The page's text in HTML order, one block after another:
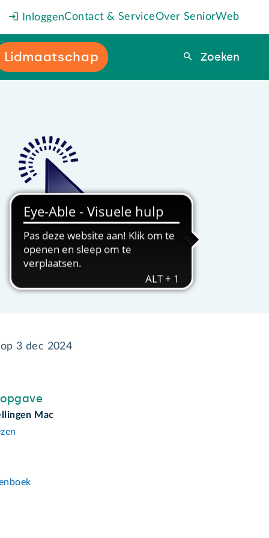
InloggenContact & ServiceOver SeniorWeb
Lidmaatschap Zoeken
Zoeken
3 dec 2024
Mac